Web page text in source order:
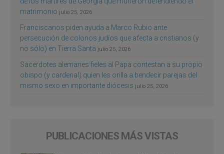
matrimonio julio 25, 2026
Franciscanos piden ayuda a Marco Rubio ante
persecución de colonos judíos que afecta a cristianos (y
no sólo) en Tierra Santa julio 25, 2026
Sacerdotes alemanes fieles al Papa contestan a su propio
obispo (y cardenal) quien les orilla a bendecir parejas del
mismo sexo en importante diócesis julio 25, 2026
PUBLICACIONES MÁS VISTAS